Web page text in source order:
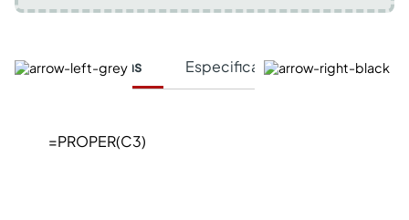
Características Especificaciones Técnicas
=PROPER(C3)